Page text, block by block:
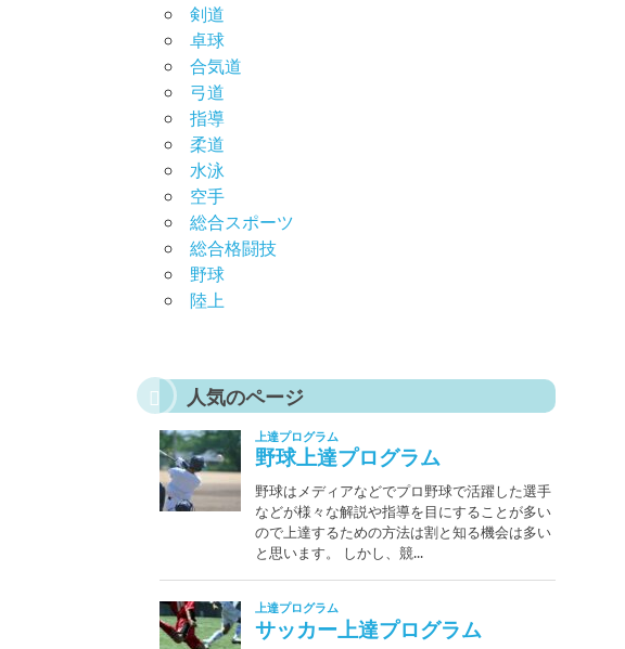
剣道
卓球
合気道
弓道
指導
柔道
水泳
空手
総合スポーツ
総合格闘技
野球
陸上
人気のページ